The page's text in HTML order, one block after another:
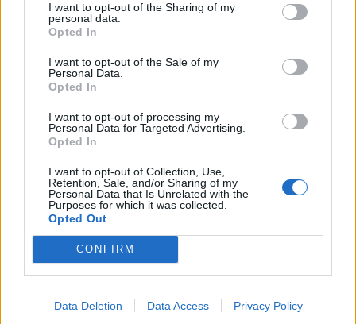
I want to opt-out of the Sharing of my
personal data.
Opted In
I want to opt-out of the Sale of my
Personal Data.
Opted In
I want to opt-out of processing my
Personal Data for Targeted Advertising.
Opted In
I want to opt-out of Collection, Use,
Retention, Sale, and/or Sharing of my
Personal Data that Is Unrelated with the
Purposes for which it was collected.
Opted Out
CONFIRM
Data Deletion Data Access Privacy Policy
Robban a NAV bírságbombája a Balatonnál:
akár kétmilliós büntetést is kaphatnak a
trükközők
A NAV eddig 1480 ellenőrzést végzett a turisztikailag
tárt fel szabálytalanságot.